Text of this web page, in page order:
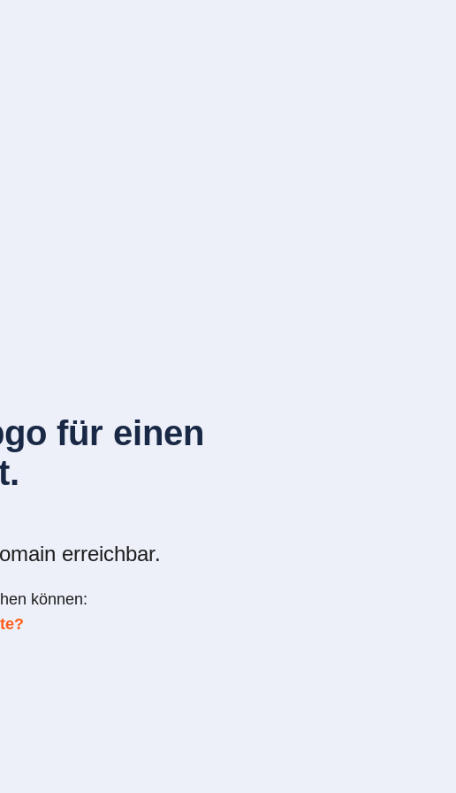
für einen
erreichbar.
können: